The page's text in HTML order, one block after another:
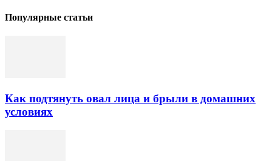
Популярные статьи
Как подтянуть овал лица и брыли в домашних
условиях